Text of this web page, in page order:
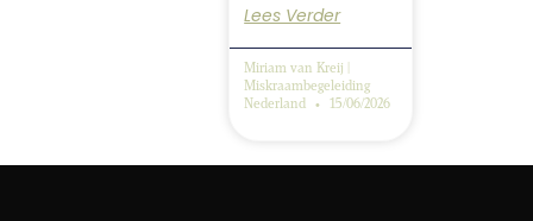
Lees Verder
Miriam van Kreij |
Miskraambegeleiding
Nederland
15/06/2026